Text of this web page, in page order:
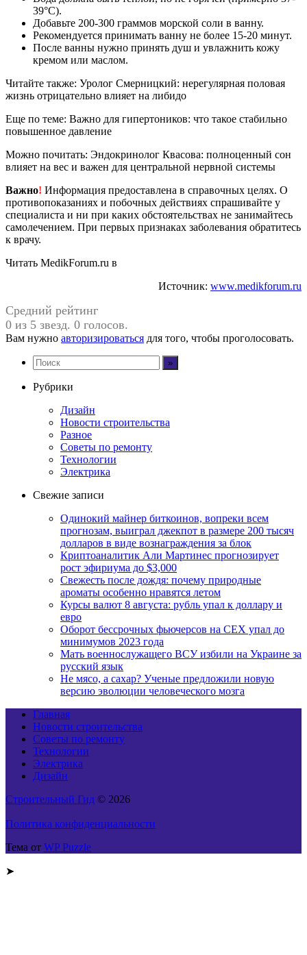
39°C).
Добавьте 200-300 граммов морской соли в ванну.
Рекомендуется принимать ванну не более 15-20 минут.
После ванны нужно принять душ и увлажнить кожу
кремом или маслом.
Читайте также: Уролог Смерницкий: нерегулярная половая
жизнь отрицательно влияет на либидо
Еще по теме: Важно для гипертоников: что такое стабильно
повышенное давление
Можно почитать: Эндокринолог Квасова: полноценный сон
влияет на вес и важен для центральной нервной системы
Важно! Информация предоставлена в справочных целях. О
противопоказаниях и побочных действиях спрашивайте у
специалиста и ни при каких обстоятельствах не занимайтесь
самолечением. При первых признаках заболевания обратитесь
к врачу.
Читать MedikForum.ru в
Источник: www.medikforum.ru
Средний рейтинг
0 из 5 звезд. 0 голосов.
Вам нужно авторизироваться для того, чтобы проголосовать.
Рубрики
Дизайн
Новости строительства
Разное
Советы по ремонту
Технологии
Электрика
Свежие записи
Одинокий майнер биткоинов, вопреки всем
прогнозам, выиграл джекпот в размере 200 тысяч
долларов в виде вознаграждения за блок
Криптоаналитик Али Мартинес прогнозирует
рост эфириума до $3,000
Свежесть после дождя: почему природные
ароматы особенно нравятся летом
Курсы валют 8 августа: рубль упал к доллару и
евро
Оборот бессрочных фьючерсов на CEX упал до
минимумов 2023 года
Мать военнослужащего ВСУ избили на Украине за
русский язык
Не мясо, а сахар? Ученые предложили новую
версию эволюции человеческого мозга
Главная
Новости строительства
Советы по ремонту
Технологии
Электрика
Дизайн
Строительный Гид © 2026
Политика конфиденциальности
Тема от WP Puzzle
➤